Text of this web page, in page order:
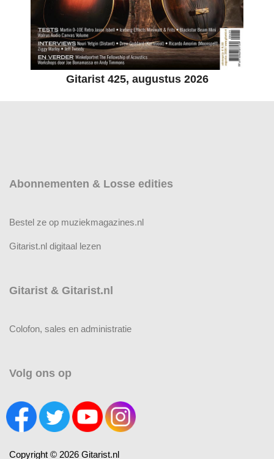
Gitarist 425, augustus 2026
Abonnementen & Losse edities
Bestel ze op muziekmagazines.nl
Gitarist.nl digitaal lezen
Gitarist & Gitarist.nl
Colofon, sales en administratie
Volg ons op
Copyright © 2026 Gitarist.nl